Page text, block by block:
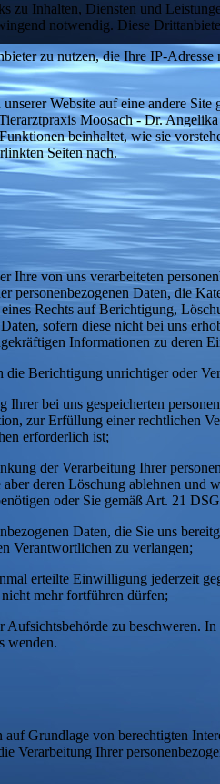
zu Inhalten, Diensten und
notwendig. Diese
zu nutzen, die Ihre IP-
Website auf eine andere
Moosach - Dr.
beinhaltet, wie sie
Seiten nach.
Ihre von uns verarbeiteten
personenbezogenen Daten, die
Rechts auf Berichtigung,
sofern diese nicht bei uns
Informationen zu deren
Berichtigung unrichtiger oder
bei uns gespeicherten
zur Erfüllung einer rechtlichen
erforderlich ist;
der Verarbeitung Ihrer
deren Löschung ablehnen
oder Sie gemäß Art. 21
Daten, die Sie uns
Verantwortlichen zu verlangen;
erteilte Einwilligung jederzeit
mehr fortführen dürfen;
zu beschweren.
wenden.
auf Grundlage von berechtigten
Verarbeitung Ihrer